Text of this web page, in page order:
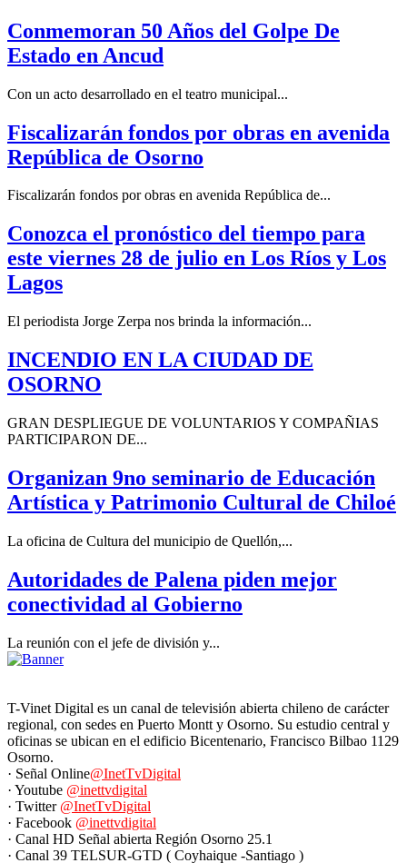
Conmemoran 50 Años del Golpe De
Estado en Ancud
Con un acto desarrollado en el teatro municipal...
Fiscalizarán fondos por obras en avenida
República de Osorno
Fiscalizarán fondos por obras en avenida República de...
Conozca el pronóstico del tiempo para
este viernes 28 de julio en Los Ríos y Los
Lagos
El periodista Jorge Zerpa nos brinda la información...
INCENDIO EN LA CIUDAD DE
OSORNO
GRAN DESPLIEGUE DE VOLUNTARIOS Y COMPAÑIAS
PARTICIPARON DE...
Organizan 9no seminario de Educación
Artística y Patrimonio Cultural de Chiloé
La oficina de Cultura del municipio de Quellón,...
Autoridades de Palena piden mejor
conectividad al Gobierno
La reunión con el jefe de división y...
T-Vinet Digital es un canal de televisión abierta chileno de carácter
regional, con sedes en Puerto Montt y Osorno. Su estudio central y
oficinas se ubican en el edificio Bicentenario, Francisco Bilbao 1129
Osorno.
· Señal Online@InetTvDigital
· Youtube @inettvdigital
· Twitter @InetTvDigital
· Facebook @inettvdigital
· Canal HD Señal abierta Región Osorno 25.1
· Canal 39 TELSUR-GTD ( Coyhaique -Santiago )